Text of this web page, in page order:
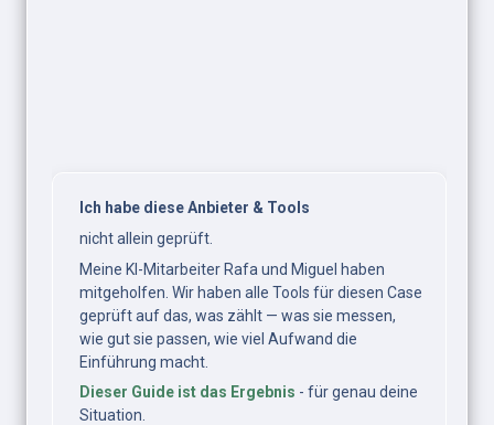
Ich habe diese Anbieter & Tools
nicht allein geprüft.
Meine KI-Mitarbeiter Rafa und Miguel haben
mitgeholfen. Wir haben alle Tools für diesen Case
geprüft auf das, was zählt — was sie messen,
wie gut sie passen, wie viel Aufwand die
Einführung macht.
Dieser Guide ist das Ergebnis - für genau deine
Situation.